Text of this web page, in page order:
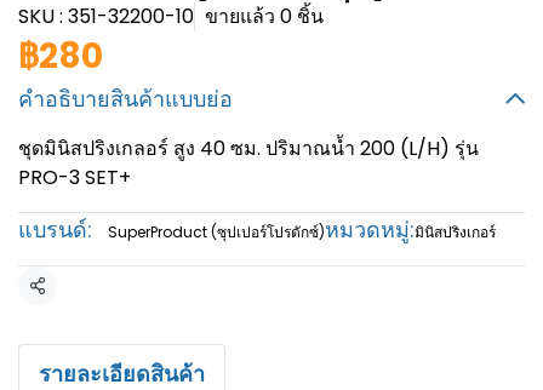
SKU : 351-32200-10 ขายแล้ว 0 ชิ้น
฿280
คำอธิบายสินค้าแบบย่อ
ชุดมินิสปริงเกลอร์ สูง 40 ซม. ปริมาณน้ำ 200 (L/H) รุ่น
PRO-3 SET+
แบรนด์: SuperProduct (ซุปเปอร์โปรดักซ์)หมวดหมู่:มินิสปริงเกอร์
แชร์
รายละเอียดสินค้า